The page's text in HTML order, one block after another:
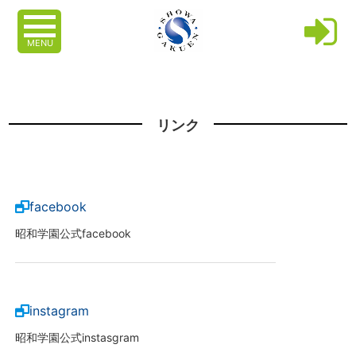
MENU
リンク
facebook
昭和学園公式facebook
instagram
昭和学園公式instasgram